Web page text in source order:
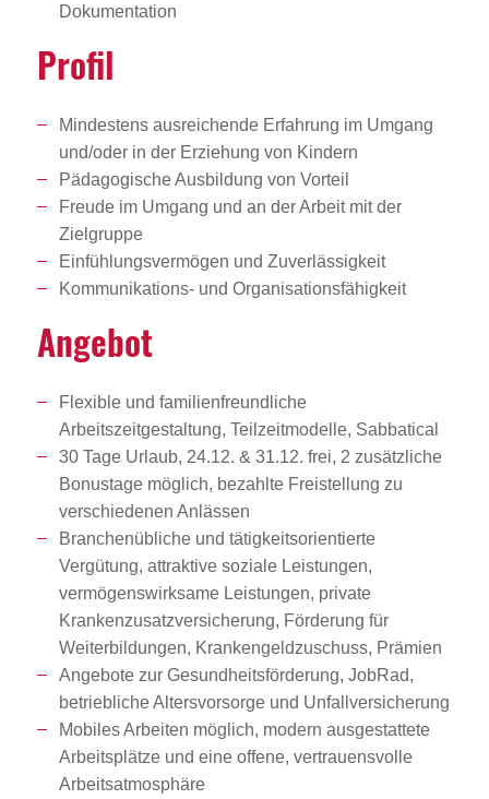
Dokumentation
Profil
Mindestens ausreichende Erfahrung im Umgang
und/oder in der Erziehung von Kindern
Pädagogische Ausbildung von Vorteil
Freude im Umgang und an der Arbeit mit der
Zielgruppe
Einfühlungsvermögen und Zuverlässigkeit
Kommunikations- und Organisationsfähigkeit
Angebot
Flexible und familienfreundliche
Arbeitszeitgestaltung, Teilzeitmodelle, Sabbatical
30 Tage Urlaub, 24.12. & 31.12. frei, 2 zusätzliche
Bonustage möglich, bezahlte Freistellung zu
verschiedenen Anlässen
Branchenübliche und tätigkeitsorientierte
Vergütung, attraktive soziale Leistungen,
vermögenswirksame Leistungen, private
Krankenzusatzversicherung, Förderung für
Weiterbildungen, Krankengeldzuschuss, Prämien
Angebote zur Gesundheitsförderung, JobRad,
betriebliche Altersvorsorge und Unfallversicherung
Mobiles Arbeiten möglich, modern ausgestattete
Arbeitsplätze und eine offene, vertrauensvolle
Arbeitsatmosphäre